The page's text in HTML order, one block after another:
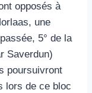
opposés à
une
5° de la
Saverdun)
poursuivront
lors de ce bloc